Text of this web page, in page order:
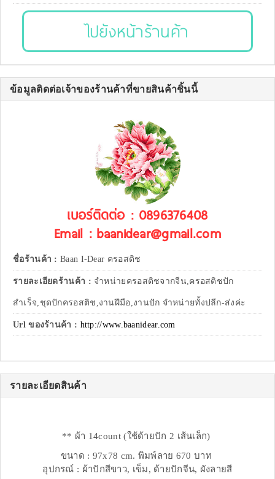
ไปยังหน้าร้านค้า
ข้อมูลติดต่อเจ้าของร้านค้าที่ขายสินค้าชิ้นนี้
เบอร์ติดต่อ : 0896376408
Email : baanidear@gmail.com
ชื่อร้านค้า : Baan I-Dear ครอสติช
รายละเอียดร้านค้า : จำหน่ายครอสติชจากจีน,ครอสติชปัก
สำเร็จ,ชุดปักครอสติช,งานฝีมือ,งานปัก จำหน่ายทั้งปลีก-ส่งค่ะ
Url ของร้านค้า : http://www.baanidear.com
รายละเอียดสินค้า
** ผ้า 14count (ใช้ด้ายปัก 2 เส้นเล็ก)
ขนาด : 97x78 cm. พิมพ์ลาย 670 บาท
อุปกรณ์ : ผ้าปักสีขาว, เข็ม, ด้ายปักจีน, ผังลายสี